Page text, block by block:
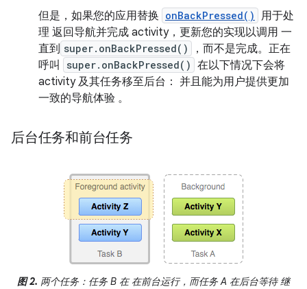
但是，如果您的应用替换 onBackPressed()
用于处
理 返回导航并完成 activity，更新您的实现以调用 一
直到 super.onBackPressed()
，而不是完成。正在
呼叫
super.onBackPressed() 在以下情况下会将
activity 及其任务移至后台： 并且能为用户提供更加
一致的导航体验 。
后台任务和前台任务
图 2. 两个任务：任务 B 在 在前台运行，而任务 A 在后台等待 继